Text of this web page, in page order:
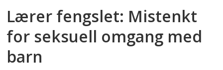
Lærer fengslet: Mistenkt
for seksuell omgang med
barn